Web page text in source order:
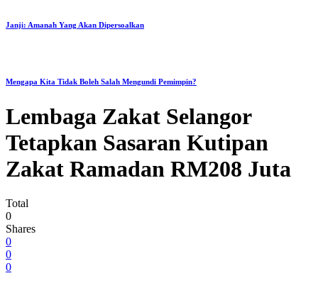
Janji: Amanah Yang Akan Dipersoalkan
Mengapa Kita Tidak Boleh Salah Mengundi Pemimpin?
Lembaga Zakat Selangor
Tetapkan Sasaran Kutipan
Zakat Ramadan RM208 Juta
Total
0
Shares
0
0
0